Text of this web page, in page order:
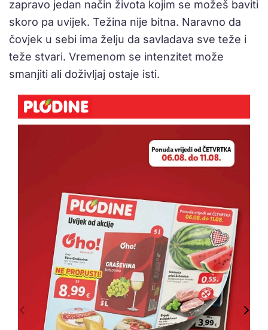
zapravo jedan način života kojim se možeš baviti
skoro pa uvijek. Težina nije bitna. Naravno da
čovjek u sebi ima želju da savladava sve teže i
teže stvari. Vremenom se intenzitet može
smanjiti ali doživljaj ostaje isti.